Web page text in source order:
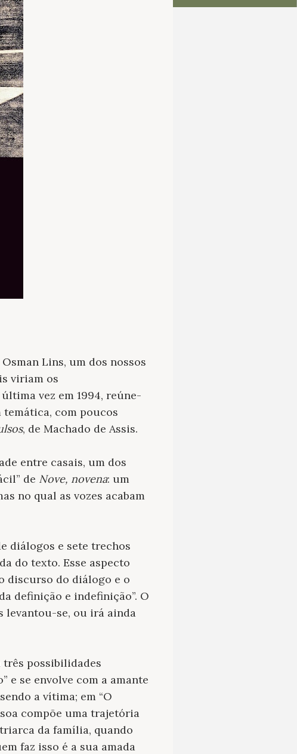
Lins, um dos nossos
viriam os
vez em 1994, reúne-
com poucos
, de Machado de Assis.
entre casais, um dos
de Nove, novena: um
no qual as vozes acabam
diálogos e sete trechos
do texto. Esse aspecto
discurso do diálogo e o
definição e indefinição”. O
levantou-se, ou irá ainda
três possibilidades
e se envolve com a amante
a vítima; em “O
compõe uma trajetória
da família, quando
faz isso é a sua amada